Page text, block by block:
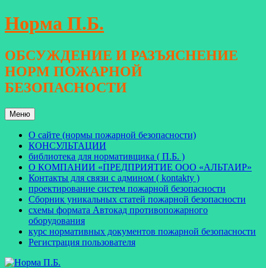
Перейти
к
Норма П.Б.
ОБСУЖДЕНИЕ И РАЗЪЯСНЕНИЕ
НОРМ ПОЖАРНОЙ
БЕЗОПАСНОСТИ
Меню
О сайте (нормы пожарной безопасности)
КОНСУЛЬТАЦИИ
библиотека для нормативщика ( П.Б. )
О КОМПАНИИ «ПРЕДПРИЯТИЕ ООО «АЛЬТАИР»
Контакты для связи с админом ( kontakty )
проектирование систем пожарной безопасности
Сборник уникальных статей пожарной безопасности
схемы формата Автокад противопожарного
оборудования
курс нормативных документов пожарной безопасности
Регистрация пользователя